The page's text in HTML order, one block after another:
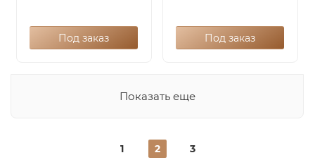
Под заказ Под заказ
Показать еще
1 2 3